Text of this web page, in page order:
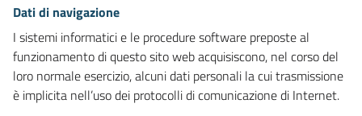
Dati di navigazione
I sistemi informatici e le procedure software preposte al
funzionamento di questo sito web acquisiscono, nel corso del
loro normale esercizio, alcuni dati personali la cui trasmissione
è implicita nell’uso dei protocolli di comunicazione di Internet.